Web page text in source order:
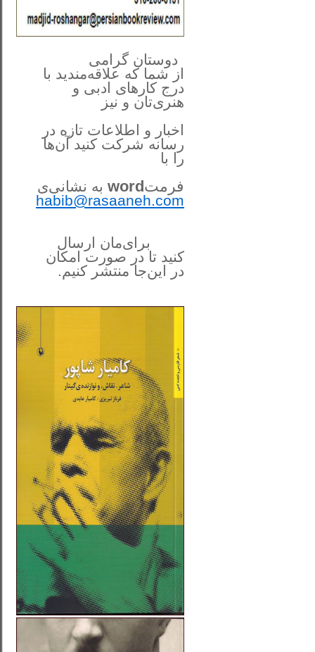
دوستان گرامی
از شما که علاقه‌مندید با
درج کارهای‌ ادبی و
هنری‌تان و نیز
اخبار و اطلاعات تازه در
رسانه شرکت کنید آن‌ها
را با
فرمتword به نشانی‌ی
habib@rasaaneh.com
برای‌مان ارسال
کنید تا در صورت امکان
در این‌جامنتشر کنیم.